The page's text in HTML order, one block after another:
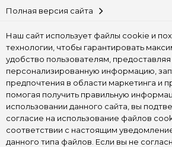
Полная версия сайта
Наш сайт использует файлы cookie и
технологии, чтобы гарантировать
удобство пользователям, предоставляя
персонализированную информацию,
предпочтения в области маркетинга и
помогая получить правильную
использовании данного сайта, вы
согласие на использование файлов
соответствии с настоящим
данного типа файлов. Если вы не